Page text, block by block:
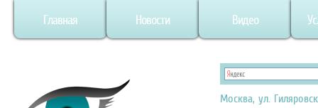
Главная Новости Видео
Москва, ул.